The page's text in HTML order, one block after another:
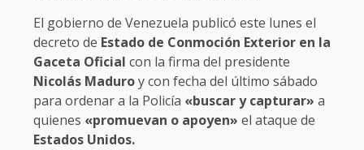
El gobierno de Venezuela publicó este lunes el
decreto de Estado de Conmoción Exterior en la
Gaceta Oficial con la firma del presidente
Nicolás Maduroy con fecha del último sábado
para ordenar a la Policía «buscar y capturar» a
quienes «promuevan o apoyen» el ataque de
Estados Unidos.